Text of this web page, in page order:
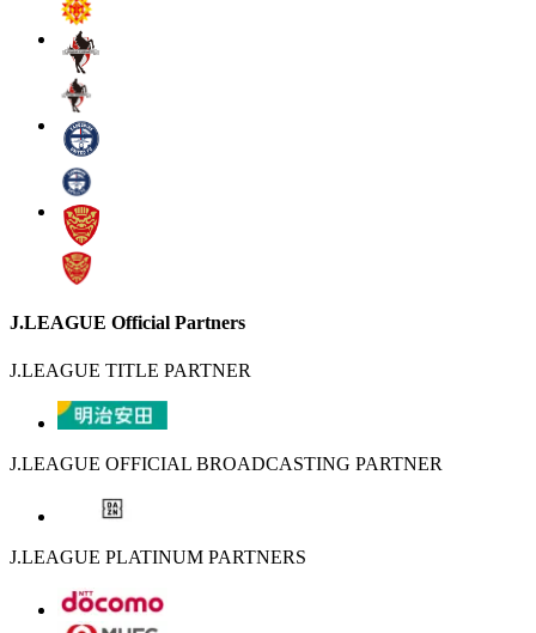
J.LEAGUE Official Partners
J.LEAGUE TITLE PARTNER
J.LEAGUE OFFICIAL BROADCASTING PARTNER
J.LEAGUE PLATINUM PARTNERS